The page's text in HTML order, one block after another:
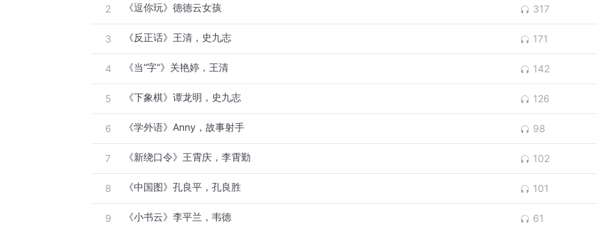
2 《逗你玩》德德云女孩 317
3 《反正话》王清，史九志 171
4 《当“字”》关艳婷，王清 142
5 《下象棋》谭龙明，史九志 126
6 《学外语》Anny，故事射手 98
7 《新绕口令》王霄庆，李霄勤 102
8 《中国图》孔良平，孔良胜 101
9 《小书云》李平兰，韦德 61